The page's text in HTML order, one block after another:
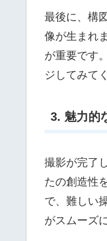
最後に、構
像が生まれ
が重要です
ジしてみて
3. 魅力的
撮影が完了
たの創造性
で、難しい
がスムーズ